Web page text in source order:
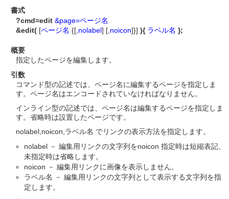
書式
?cmd=edit &page=ページ名
&edit( [ページ名 {[, nolabel] [, noicon]}] ){ ラベル名 };
概要
指定したページを編集します。
引数
コマンド型の記述では、ページ名に編集するページを指定しま
す。ページ名はエンコードされていなければなりません。
インライン型の記述では、ページ名は編集するページを指定しま
す。省略時は設置したページです。
nolabel,noicon,ラベル名 でリンクの表示方法を指定します。
nolabel － 編集用リンクの文字列をnoicon 指定時は短縮表記、
未指定時は省略します。
noicon － 編集用リンクに画像を表示しません。
ラベル名 － 編集用リンクの文字列として表示する文字列を指
定します。